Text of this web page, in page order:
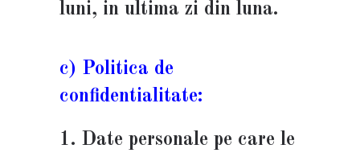
luni, in ultima zi din luna.
c) Politica de
confidentialitate:
1. Date personale pe care le